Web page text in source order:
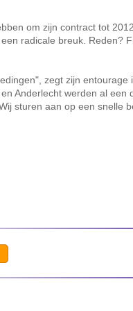
om zijn contract tot
radicale breuk. Reden?
zegt zijn entourage
Anderlecht werden al een
sturen aan op een snelle